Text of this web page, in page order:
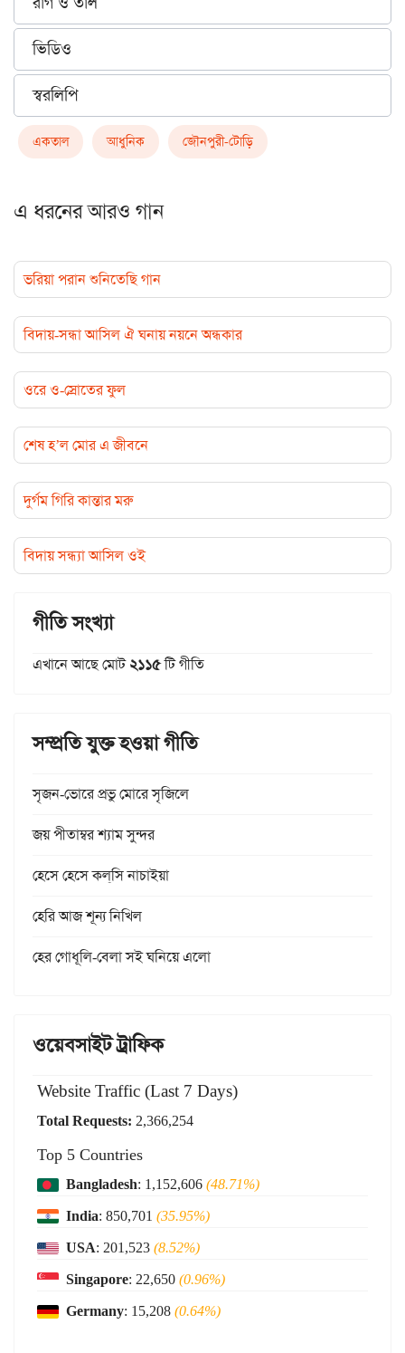
ভিডিও
স্বরলিপি
একতাল আধুনিক জৌনপুরী-টোড়ি
এ ধরনের আরও গান
ভরিয়া পরান শুনিতেছি গান
বিদায়-সন্ধা আসিল ঐ ঘনায় নয়নে অন্ধকার
ওরে ও-স্রোতের ফুল
শেষ হ’ল মোর এ জীবনে
দুর্গম গিরি কান্তার মরু
বিদায় সন্ধ্যা আসিল ওই
গীতি সংখ্যা
এখানে আছে মোট২১১৫টি গীতি
সম্প্রতি যুক্ত হওয়া গীতি
সৃজন-ভোরে প্রভু মোরে সৃজিলে
জয় পীতাম্বর শ্যাম সুন্দর
হেসে হেসে কল্‌সি নাচাইয়া
হেরি আজ শূন্য নিখিল
হের গোধূলি-বেলা সই ঘনিয়ে এলো
ওয়েবসাইট ট্রাফিক
Website Traffic (Last 7 Days)
Total Requests: 2,366,254
Top 5 Countries
Bangladesh: 1,152,606(48.71%)
India: 850,701 (35.95%)
USA: 201,523(8.52%)
Singapore: 22,650(0.96%)
Germany: 15,208(0.64%)